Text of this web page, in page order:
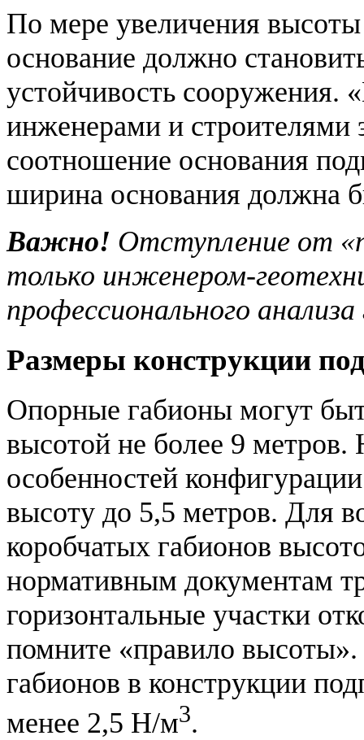
По мере увеличения
основание должно
устойчивость сооружения.
инженерами и строителями
соотношение основания
ширина основания должна
Важно! Отступление от
только инженером-
профессионального
Размеры конструкции
Опорные габионы могут
высотой не более 9 метров.
особенностей
высоту до 5,5 метров. Для
коробчатых габионов
нормативным документам
горизонтальные участки
помните «правило
габионов в конструкции
менее 2,5 Н/м3.